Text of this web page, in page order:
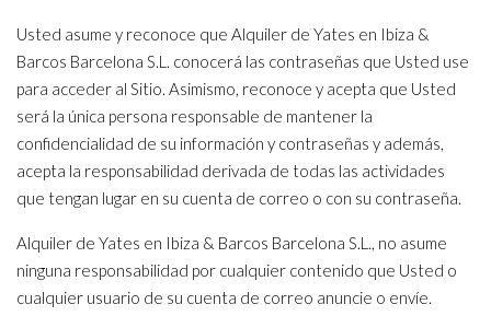
Usted asume y reconoce que Alquiler de Yates en Ibiza &
Barcos Barcelona S.L. conocerá las contraseñas que Usted use
para acceder al Sitio. Asimismo, reconoce y acepta que Usted
será la única persona responsable de mantener la
confidencialidad de su información y contraseñas y además,
acepta la responsabilidad derivada de todas las actividades
que tengan lugar en su cuenta de correo o con su contraseña.
Alquiler de Yates en Ibiza & Barcos Barcelona S.L., no asume
ninguna responsabilidad por cualquier contenido que Usted o
cualquier usuario de su cuenta de correo anuncie o envíe.